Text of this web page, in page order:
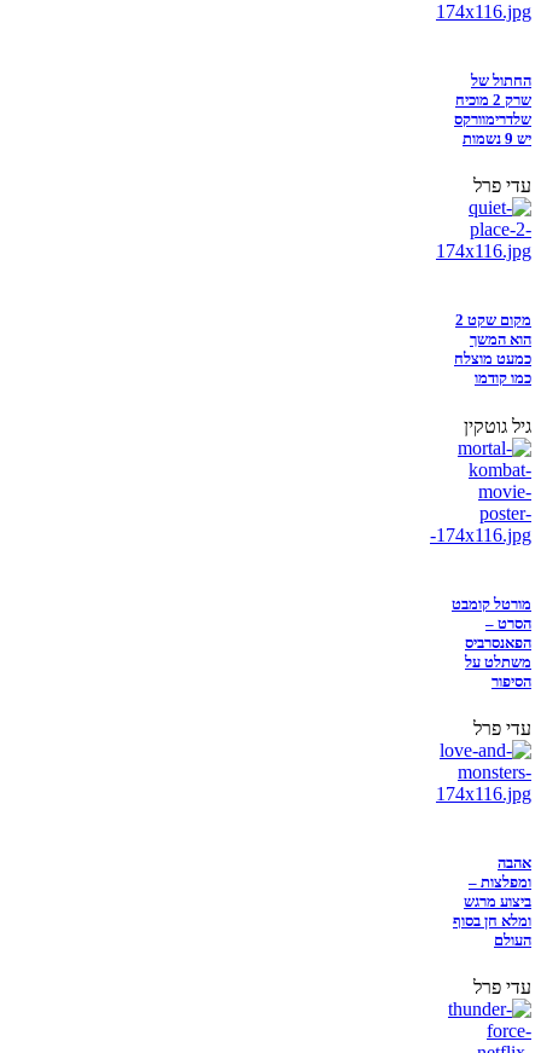
החתול של
שרק 2 מוכיח
שלדרימוורקס
יש 9 נשמות
עדי פרל
מקום שקט 2
הוא המשך
כמעט מוצלח
כמו קודמו
גיל גוטקין
מורטל קומבט
הסרט –
הפאנסרביס
משתלט על
הסיפור
עדי פרל
אהבה
ומפלצות –
ביצוע מרגש
ומלא חן בסוף
העולם
עדי פרל